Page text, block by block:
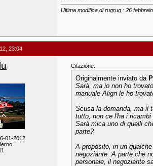
Ultima modifica di rugrug : 26
23:04
01-2012
Citazione:
Originalmente inviato da
Sarà, ma io non ho
manuale Align le ho
Scusa la domanda, ma il
tutto, non ce l'ha i
Sarà mica uno di quelli
parte?
A proposito, in un
negoziante. A parte che
personale, il negoziante